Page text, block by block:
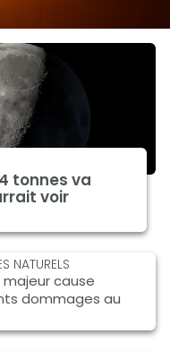
tonnes va
voir
NATURELS
majeur cause
dommages au